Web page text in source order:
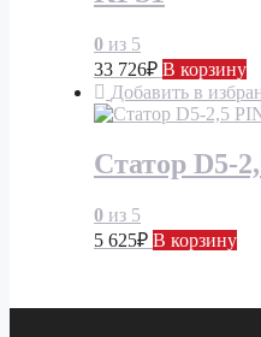
0 из 5
33 726₽ В корзину
Добавить в
Статор D5-
0 из 5
5 625₽ В корзину